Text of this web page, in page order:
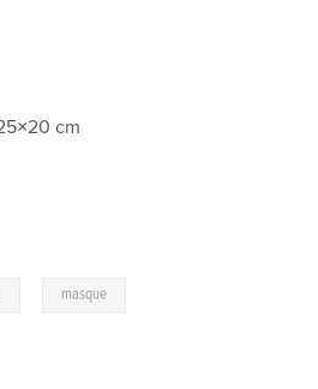
cm
masque